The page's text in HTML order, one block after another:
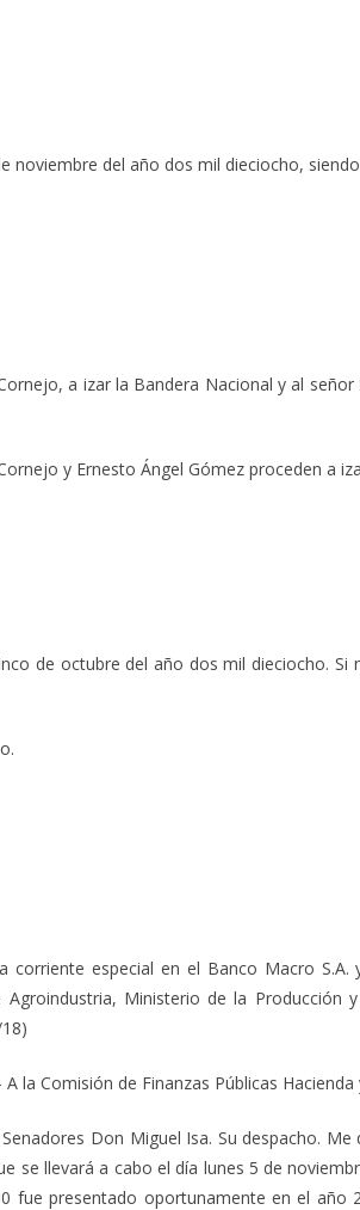
noviembre del año dos mil dieciocho,
a izar la Bandera Nacional y al señor
y Ernesto Ángel Gómez proceden a
de octubre del año dos mil dieciocho. Si
especial en el Banco Macro S.A.
Ministerio de la Producción
A la Comisión de Finanzas Públicas
Don Miguel Isa. Su despacho.
se llevará a cabo el día lunes 5 de
fue presentado oportunamente en el año